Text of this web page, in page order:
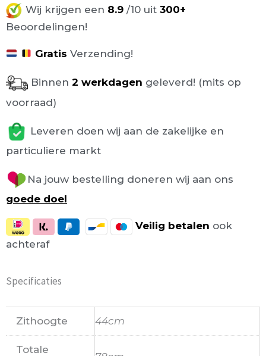
Wij krijgen een 8.9 /10 uit 300+
Beoordelingen!
Gratis Verzending!
Binnen 2 werkdagen geleverd! (mits op
voorraad)
Leveren doen wij aan de zakelijke en
particuliere markt
Na jouw bestelling doneren wij aan ons
goede doel
Veilig betalen ook
achteraf
Specificaties
Zithoogte 44cm
Totale